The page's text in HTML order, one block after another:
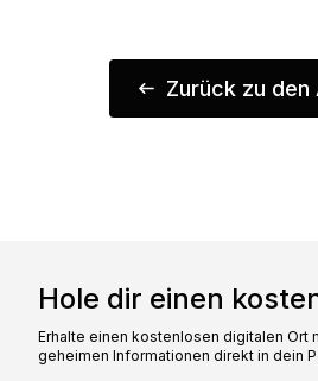
Zurück zu den
Hole dir einen
Erhalte einen kostenlosen digitalen Ort
geheimen Informationen direkt in dein